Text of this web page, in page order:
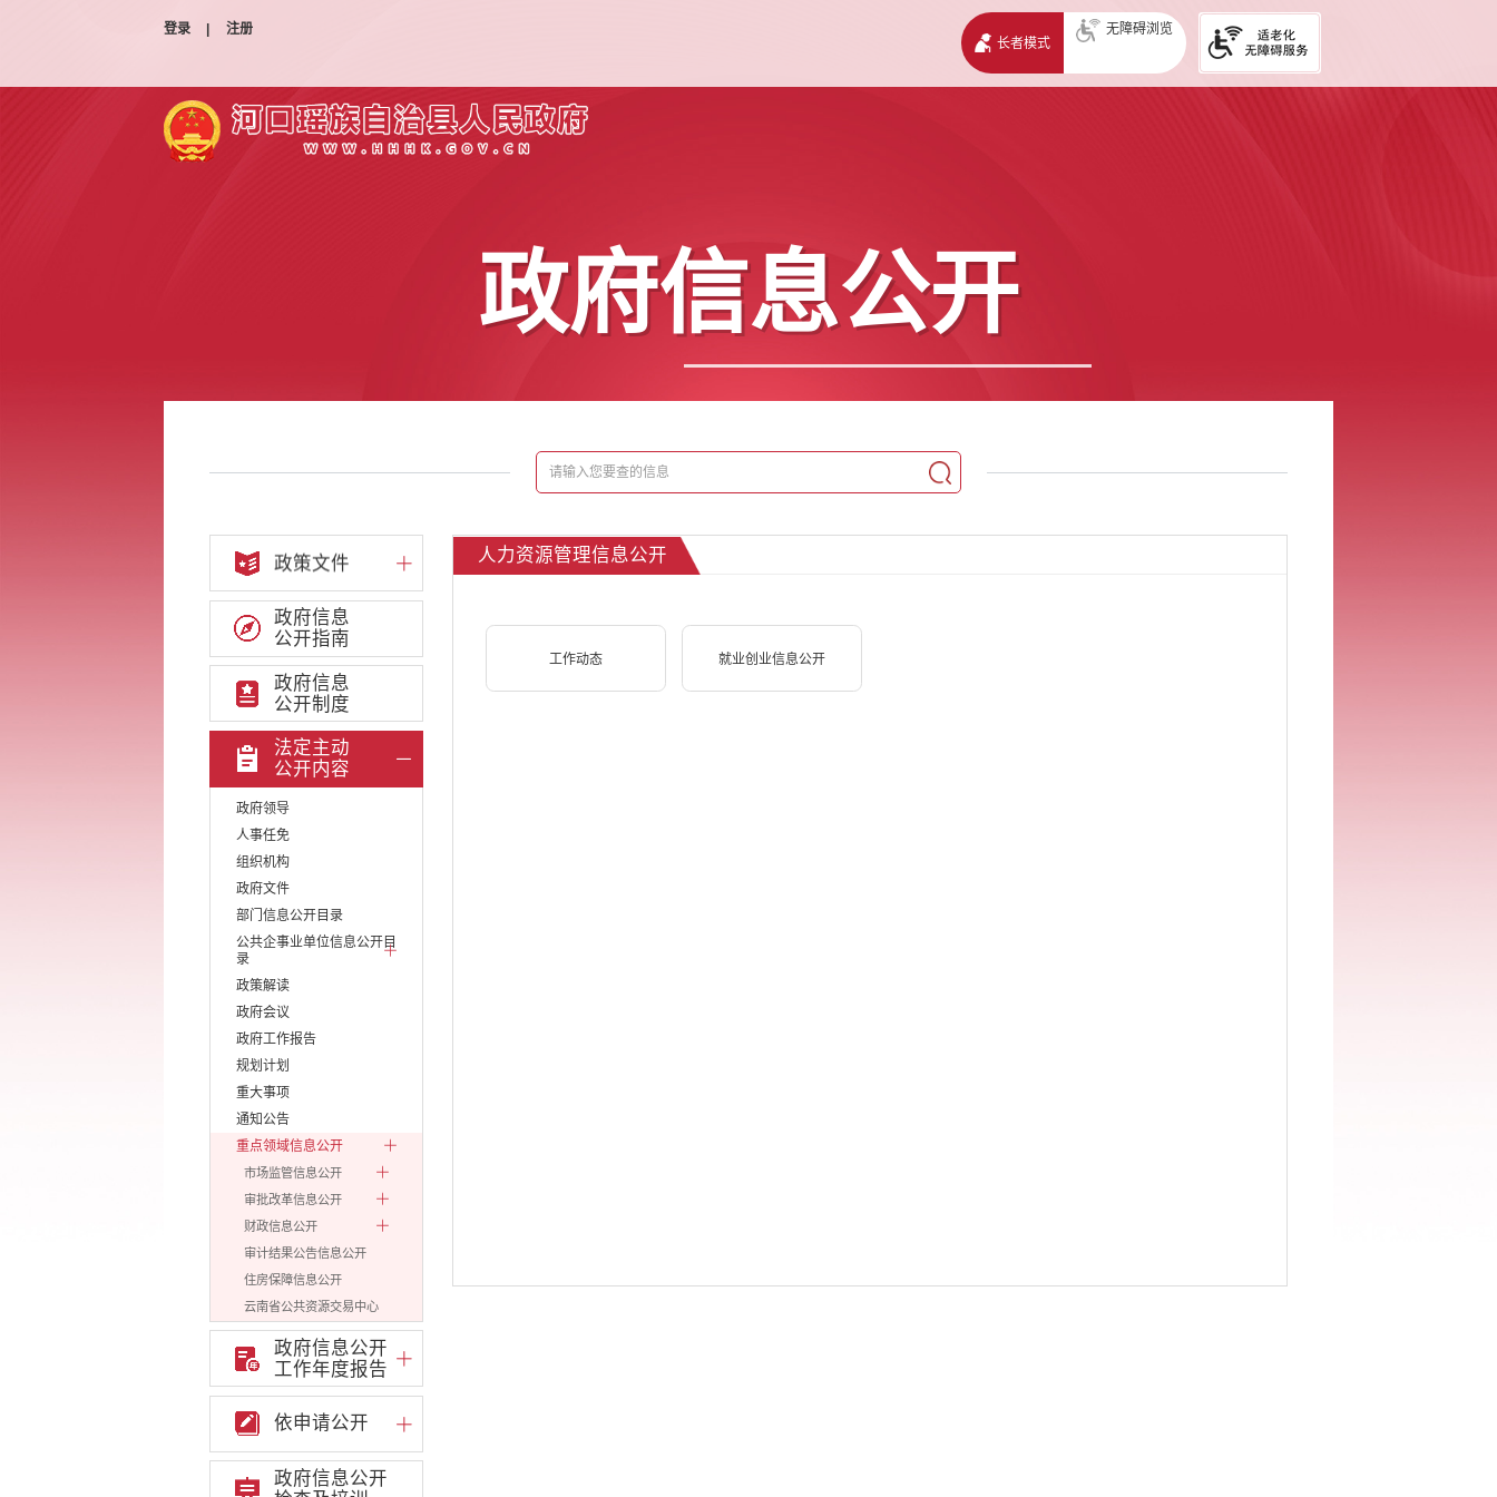
登录
注册
长者模式
无障碍浏览
政府信息公开
政策文件
政府信息
公开指南
政府信息
公开制度
法定主动
公开内容
政府领导
人事任免
组织机构
政府文件
部门信息公开目录
公共企事业单位信息公开目
录
政策解读
政府会议
政府工作报告
规划计划
重大事项
通知公告
重点领域信息公开
市场监管信息公开
审批改革信息公开
财政信息公开
审计结果公告信息公开
住房保障信息公开
云南省公共资源交易中心
环境保护信息公开
价格和收费信息公开
减税降费信息公开
重大建设项目信息公开
医疗卫生机构信息公开
旅游市场秩序和服务质量
信息公开
政府信息公开
工作年度报告
依申请公开
政府信息公开
人力资源管理信息公开
工作动态 就业创业信息公开